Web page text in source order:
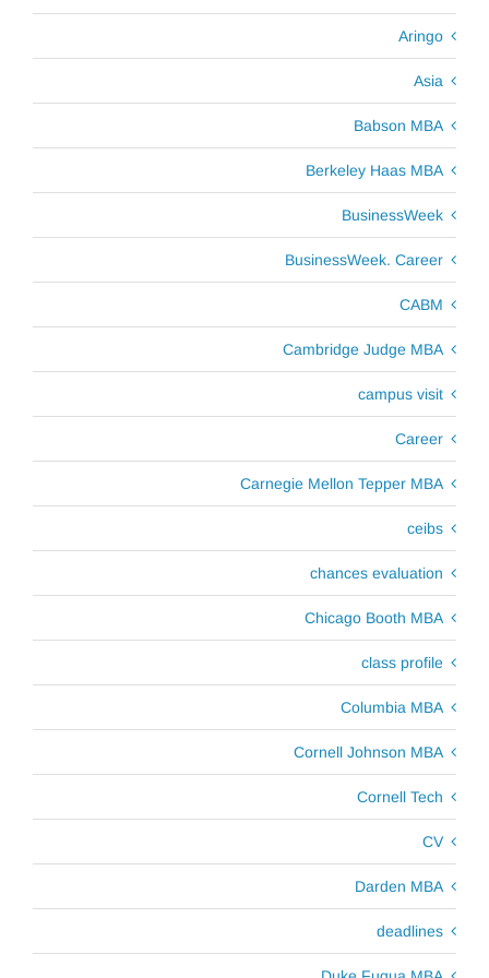
Aringo
Asia
Babson MBA
Berkeley Haas MBA
BusinessWeek
BusinessWeek. Career
CABM
Cambridge Judge MBA
campus visit
Career
Carnegie Mellon Tepper MBA
ceibs
chances evaluation
Chicago Booth MBA
class profile
Columbia MBA
Cornell Johnson MBA
Cornell Tech
CV
Darden MBA
deadlines